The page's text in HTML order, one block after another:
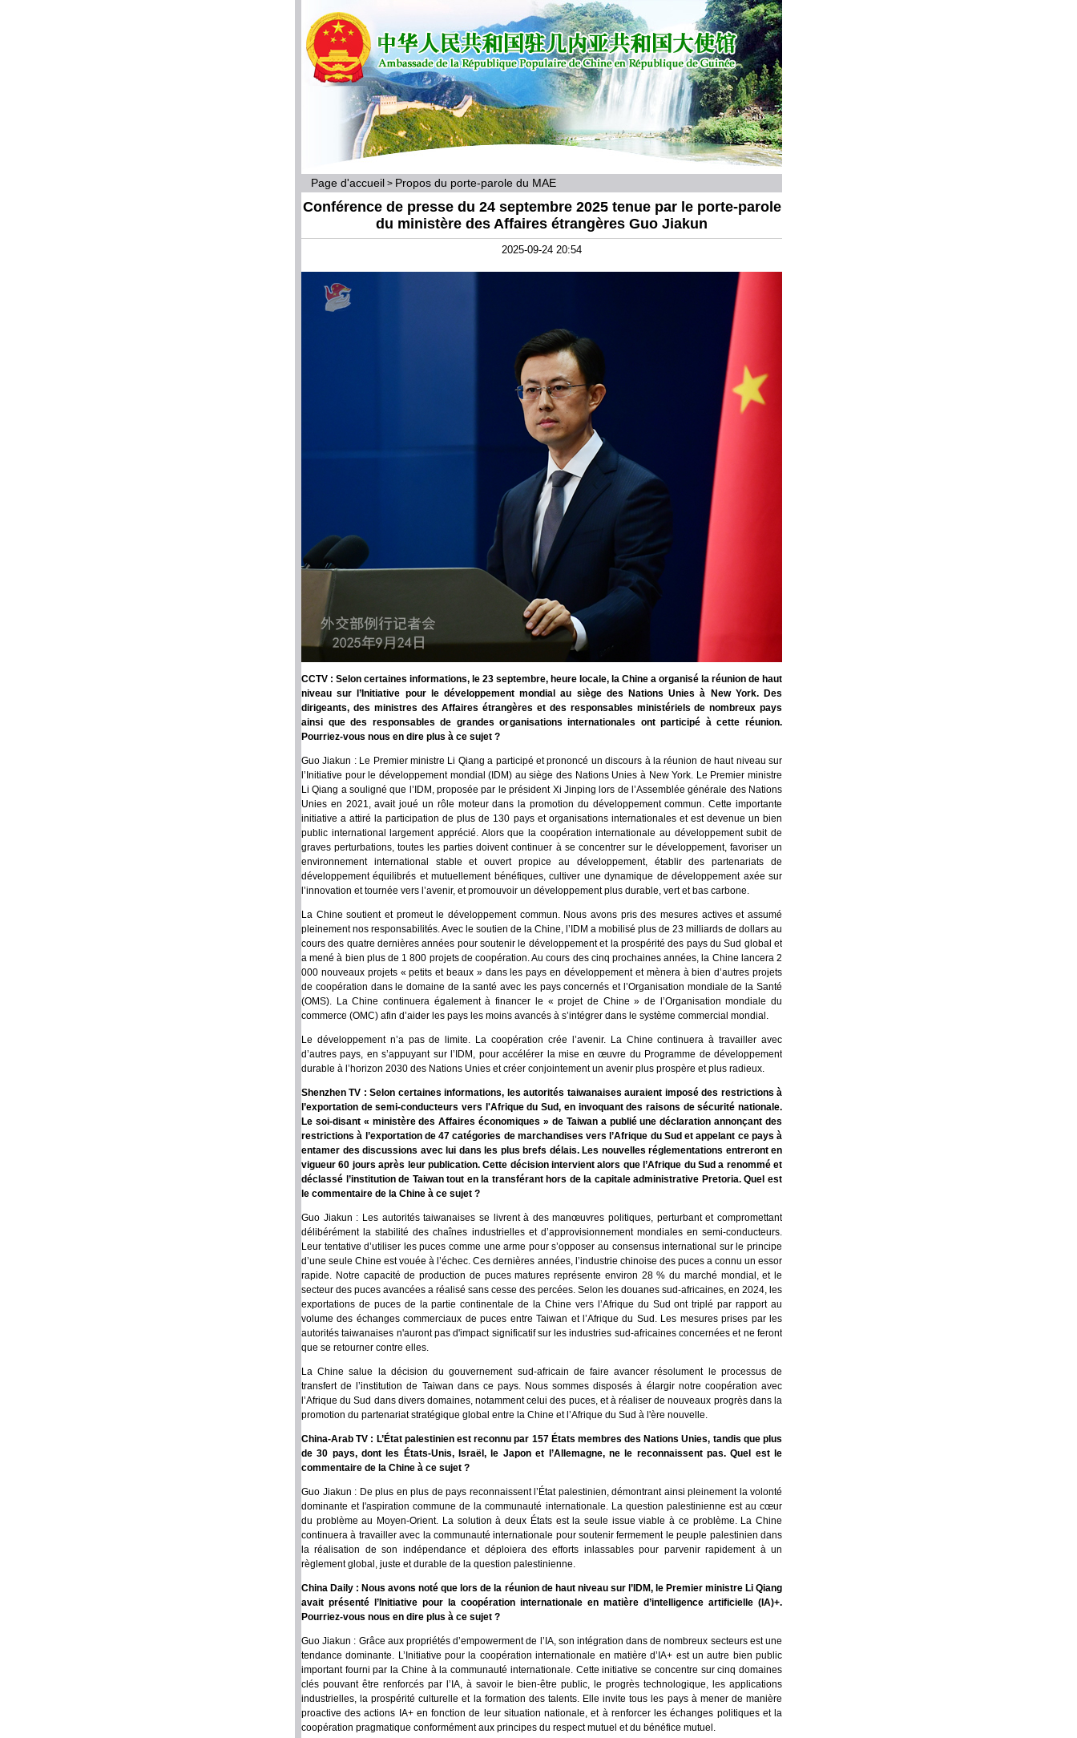
Page d'accueil > Propos du porte-parole du MAE
Conférence de presse du 24 septembre 2025 tenue par le porte-parole
du ministère des Affaires étrangères Guo Jiakun
2025-09-24 20:54
CCTV : Selon certaines informations, le 23 septembre, heure locale, la Chine a organisé la réunion de haut
niveau sur l’Initiative pour le développement mondial au siège des Nations Unies à New York. Des
dirigeants, des ministres des Affaires étrangères et des responsables ministériels de nombreux pays
ainsi que des responsables de grandes organisations internationales ont participé à cette réunion.
Pourriez-vous nous en dire plus à ce sujet ?
Guo Jiakun : Le Premier ministre Li Qiang a participé et prononcé un discours à la réunion de haut niveau sur
l’Initiative pour le développement mondial (IDM) au siège des Nations Unies à New York. Le Premier ministre
Li Qiang a souligné que l’IDM, proposée par le président Xi Jinping lors de l’Assemblée générale des Nations
Unies en 2021, avait joué un rôle moteur dans la promotion du développement commun. Cette importante
initiative a attiré la participation de plus de 130 pays et organisations internationales et est devenue un bien
public international largement apprécié. Alors que la coopération internationale au développement subit de
graves perturbations, toutes les parties doivent continuer à se concentrer sur le développement, favoriser un
environnement international stable et ouvert propice au développement, établir des partenariats de
développement équilibrés et mutuellement bénéfiques, cultiver une dynamique de développement axée sur
l’innovation et tournée vers l’avenir, et promouvoir un développement plus durable, vert et bas carbone.
La Chine soutient et promeut le développement commun. Nous avons pris des mesures actives et assumé
pleinement nos responsabilités. Avec le soutien de la Chine, l’IDM a mobilisé plus de 23 milliards de dollars au
cours des quatre dernières années pour soutenir le développement et la prospérité des pays du Sud global et
a mené à bien plus de 1 800 projets de coopération. Au cours des cinq prochaines années, la Chine lancera 2
000 nouveaux projets « petits et beaux » dans les pays en développement et mènera à bien d’autres projets
de coopération dans le domaine de la santé avec les pays concernés et l’Organisation mondiale de la Santé
(OMS). La Chine continuera également à financer le « projet de Chine » de l’Organisation mondiale du
commerce (OMC) afin d’aider les pays les moins avancés à s’intégrer dans le système commercial mondial.
Le développement n’a pas de limite. La coopération crée l’avenir. La Chine continuera à travailler avec
d’autres pays, en s’appuyant sur l’IDM, pour accélérer la mise en œuvre du Programme de développement
durable à l’horizon 2030 des Nations Unies et créer conjointement un avenir plus prospère et plus radieux.
Shenzhen TV : Selon certaines informations, les autorités taiwanaises auraient imposé des restrictions à
l’exportation de semi-conducteurs vers l'Afrique du Sud, en invoquant des raisons de sécurité nationale.
Le soi-disant « ministère des Affaires économiques » de Taiwan a publié une déclaration annonçant des
restrictions à l’exportation de 47 catégories de marchandises vers l’Afrique du Sud et appelant ce pays à
entamer des discussions avec lui dans les plus brefs délais. Les nouvelles réglementations entreront en
vigueur 60 jours après leur publication. Cette décision intervient alors que l’Afrique du Sud a renommé et
déclassé l’institution de Taiwan tout en la transférant hors de la capitale administrative Pretoria. Quel est
le commentaire de la Chine à ce sujet ?
Guo Jiakun : Les autorités taiwanaises se livrent à des manœuvres politiques, perturbant et compromettant
délibérément la stabilité des chaînes industrielles et d’approvisionnement mondiales en semi-conducteurs.
Leur tentative d’utiliser les puces comme une arme pour s’opposer au consensus international sur le principe
d’une seule Chine est vouée à l’échec. Ces dernières années, l’industrie chinoise des puces a connu un essor
rapide. Notre capacité de production de puces matures représente environ 28 % du marché mondial, et le
secteur des puces avancées a réalisé sans cesse des percées. Selon les douanes sud-africaines, en 2024, les
exportations de puces de la partie continentale de la Chine vers l’Afrique du Sud ont triplé par rapport au
volume des échanges commerciaux de puces entre Taiwan et l’Afrique du Sud. Les mesures prises par les
autorités taiwanaises n'auront pas d'impact significatif sur les industries sud-africaines concernées et ne feront
que se retourner contre elles.
La Chine salue la décision du gouvernement sud-africain de faire avancer résolument le processus de
transfert de l’institution de Taiwan dans ce pays. Nous sommes disposés à élargir notre coopération avec
l’Afrique du Sud dans divers domaines, notamment celui des puces, et à réaliser de nouveaux progrès dans la
promotion du partenariat stratégique global entre la Chine et l’Afrique du Sud à l'ère nouvelle.
China-Arab TV : L’État palestinien est reconnu par 157 États membres des Nations Unies, tandis que plus
de 30 pays, dont les États-Unis, Israël, le Japon et l’Allemagne, ne le reconnaissent pas. Quel est le
commentaire de la Chine à ce sujet ?
Guo Jiakun : De plus en plus de pays reconnaissent l’État palestinien, démontrant ainsi pleinement la volonté
dominante et l'aspiration commune de la communauté internationale. La question palestinienne est au cœur
du problème au Moyen-Orient. La solution à deux États est la seule issue viable à ce problème. La Chine
continuera à travailler avec la communauté internationale pour soutenir fermement le peuple palestinien dans
la réalisation de son indépendance et déploiera des efforts inlassables pour parvenir rapidement à un
règlement global, juste et durable de la question palestinienne.
China Daily : Nous avons noté que lors de la réunion de haut niveau sur l’IDM, le Premier ministre Li Qiang
avait présenté l’Initiative pour la coopération internationale en matière d’intelligence artificielle (IA)+.
Pourriez-vous nous en dire plus à ce sujet ?
Guo Jiakun : Grâce aux propriétés d’empowerment de l’IA, son intégration dans de nombreux secteurs est une
tendance dominante. L’Initiative pour la coopération internationale en matière d’IA+ est un autre bien public
important fourni par la Chine à la communauté internationale. Cette initiative se concentre sur cinq domaines
clés pouvant être renforcés par l’IA, à savoir le bien-être public, le progrès technologique, les applications
industrielles, la prospérité culturelle et la formation des talents. Elle invite tous les pays à mener de manière
proactive des actions IA+ en fonction de leur situation nationale, et à renforcer les échanges politiques et la
coopération pragmatique conformément aux principes du respect mutuel et du bénéfice mutuel.